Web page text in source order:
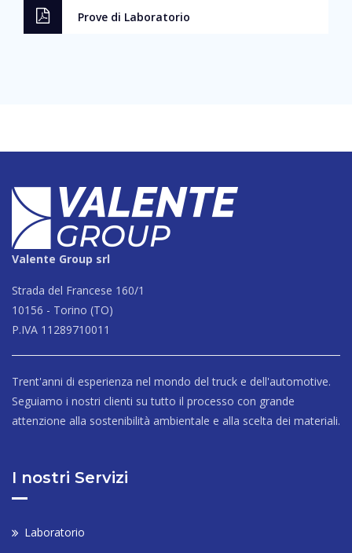
Prove di Laboratorio
Valente Group srl
Strada del Francese 160/1
10156 - Torino (TO)
P.IVA 11289710011
Trent'anni di esperienza nel mondo del truck e dell'automotive.
Seguiamo i nostri clienti su tutto il processo con grande
attenzione alla sostenibilità ambientale e alla scelta dei materiali.
I nostri Servizi
Laboratorio